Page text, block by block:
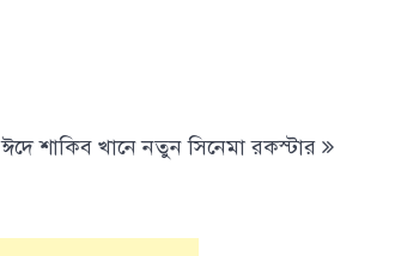
ঈদে শাকিব খানে নতুন সিনেমা রকস্টার